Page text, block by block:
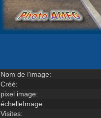
Nom de l'image:
Créé:
pixel image:
échelleImage:
Visites: